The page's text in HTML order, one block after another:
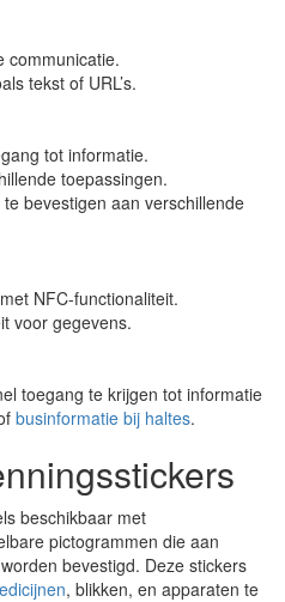
communicatie.
tekst of URL’s.
tot informatie.
toepassingen.
bevestigen aan verschillende
NFC-functionaliteit.
voor gegevens.
toegang te krijgen tot informatie
businformatie bij haltes.
beschikbaar met
pictogrammen die aan
bevestigd. Deze stickers
, blikken, en apparaten te